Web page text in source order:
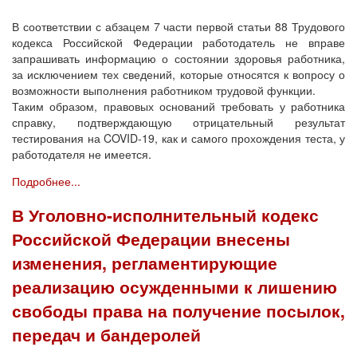
В соответствии с абзацем 7 части первой статьи 88 Трудового
кодекса Российской Федерации работодатель не вправе
запрашивать информацию о состоянии здоровья работника,
за исключением тех сведений, которые относятся к вопросу о
возможности выполнения работником трудовой функции.
Таким образом, правовых оснований требовать у работника
справку, подтверждающую отрицательный результат
тестирования на COVID-19, как и самого прохождения теста, у
работодателя не имеется.
Подробнее...
В Уголовно-исполнительный кодекс
Российской Федерации внесены
изменения, регламентирующие
реализацию осужденными к лишению
свободы права на получение посылок,
передач и бандеролей